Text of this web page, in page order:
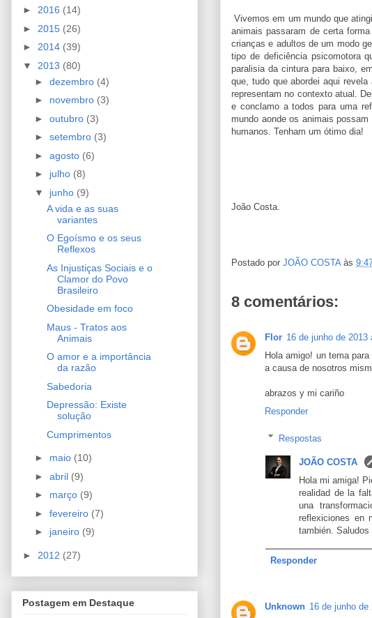
Vivemos em um mundo que
animais passaram de certa
crianças e adultos de um modo
tipo de deficiência psicomotora
paralisia da cintura para baixo,
que, tudo que abordei aqui
representam no contexto atual.
e conclamo a todos para uma
mundo aonde os animais
humanos. Tenham um ótimo dia!
João Costa.
Postado por JOÃO COSTA às
8 comentários:
Flor 16 de junho de 2013
Hola amigo! un tema
a causa de nosotros
abrazos y mi cariño
Responder
Respostas
JOÃO COSTA
Hola mi amiga!
realidad de la
una
reflexiciones en
también. Saludos
Responder
Unknown 16 de junho
► 2016 (14)
► 2015 (26)
► 2014 (39)
▼ 2013 (80)
► dezembro (4)
► novembro (3)
► outubro (3)
► setembro (3)
► agosto (6)
► julho (8)
▼ junho (9)
A vida e as suas
variantes
O Egoísmo e os seus
Reflexos
As Injustiças Sociais e o
Clamor do Povo
Brasileiro
Obesidade em foco
Maus - Tratos aos
Animais
O amor e a importância
da razão
Sabedoria
Depressão: Existe
solução
Cumprimentos
► maio (10)
► abril (9)
► março (9)
► fevereiro (7)
► janeiro (9)
► 2012 (27)
Postagem em Destaque